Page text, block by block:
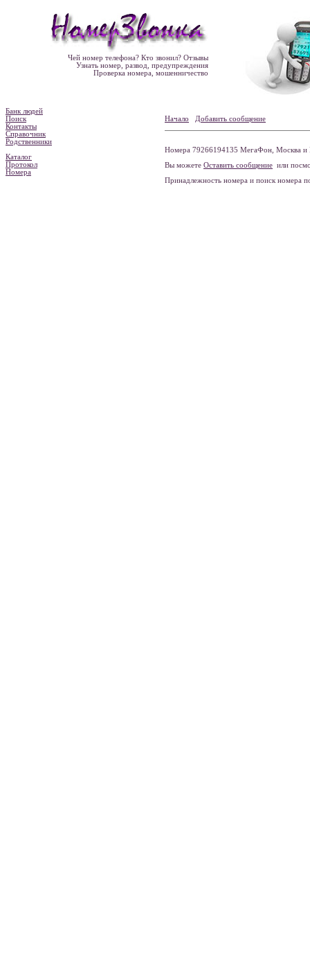
Чей номер телефона? Кто звонил? Отзывы
Узнать номер, развод, предупреждения
Проверка номера, мошенничество
Банк людей
Поиск
Контакты
Справочник
Родственники
Каталог
Протокол
Номера
Начало Добавить сообщение
Номера 79266194135 МегаФон, Москва и
Вы можете Оставить сообщение или
Принадлежность номера и поиск номера